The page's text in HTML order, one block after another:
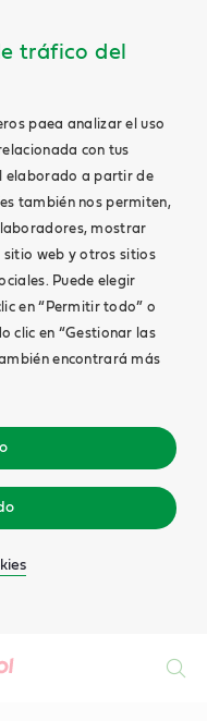
tráfico del
paea analizar el uso
con tus
elaborado a partir de
también nos permiten,
mostrar
sitio web y otros sitios
Puede elegir
en “Permitir todo” o
clic en “Gestionar las
encontrará más